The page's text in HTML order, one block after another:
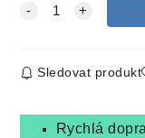
Sledovat produkt
Rychlá